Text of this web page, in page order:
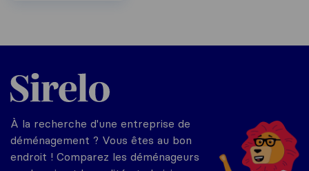
Sirelo.fr
À la recherche d'une entreprise de
déménagement ? Vous êtes au bon
endroit ! Comparez les déménageurs